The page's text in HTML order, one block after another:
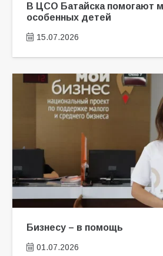
В ЦСО Батайска помогают
особенных детей
15.07.2026
Бизнесу – в помощь
01.07.2026